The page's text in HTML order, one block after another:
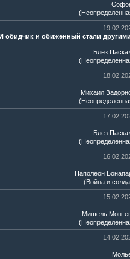
(
обидчик и обиженный стали другими
Блез
(
Михаил
(
Блез
(
Наполеон
(Война и
Мишель
(